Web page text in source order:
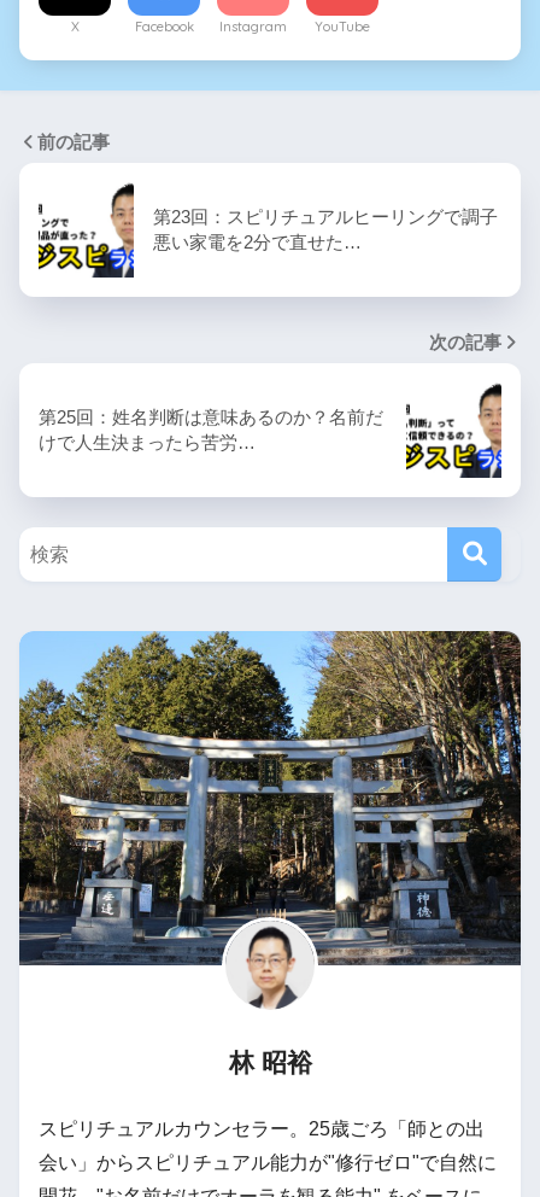
X Facebook Instagram YouTube
前の記事
第23回：スピリチュアルヒーリングで調子
悪い家電を2分で直せた…
次の記事
第25回：姓名判断は意味あるのか？名前だ
けで人生決まったら苦労…
林 昭裕
スピリチュアルカウンセラー。25歳ごろ「師との出
会い」からスピリチュアル能力が"修行ゼロ"で自然に